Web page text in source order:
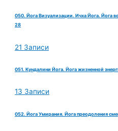
050. Йога Визуализации. Ичха Йога. Йога
28
21 Записи
051. Кундалини Йога. Йога жизненной
13 Записи
052. Йога Умирания. Йога преодоления